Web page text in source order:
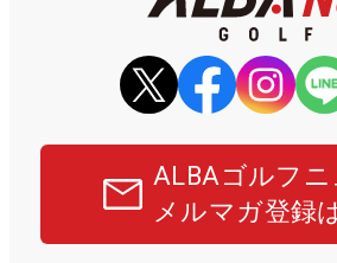
ALBAゴルフニ
メルマガ登録